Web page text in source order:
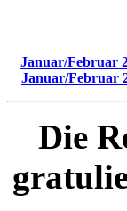
Januar/Februar
Januar/Februar
Die